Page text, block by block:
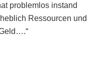
problemlos instand
Ressourcen und